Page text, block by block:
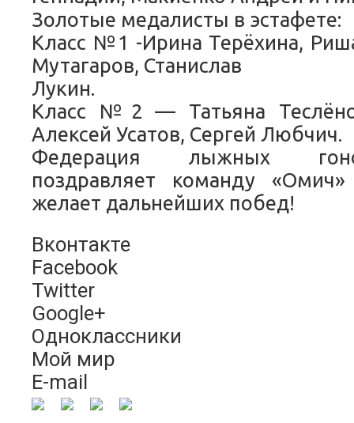
Золотые медалисты в эстафете:
Класс №1 -Ирина Терёхина,
Мутагаров, Станислав
Лукин.
Класс №2 — Татьяна
Алексей Усатов, Сергей Любчич.
Федерация лыжных
поздравляет команду
желает дальнейших побед!
Вконтакте
Facebook
Twitter
Google+
Одноклассники
Мой мир
E-mail